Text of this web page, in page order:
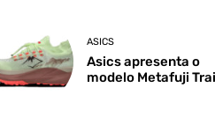
ASICS
Asics apresenta o
modelo Metafuji